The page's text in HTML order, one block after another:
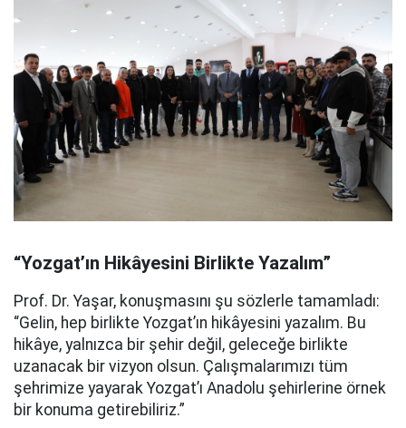
“Yozgat’ın Hikâyesini Birlikte Yazalım”
Prof. Dr. Yaşar, konuşmasını şu sözlerle tamamladı:
“Gelin, hep birlikte Yozgat’ın hikâyesini yazalım. Bu
hikâye, yalnızca bir şehir değil, geleceğe birlikte
uzanacak bir vizyon olsun. Çalışmalarımızı tüm
şehrimize yayarak Yozgat’ı Anadolu şehirlerine örnek
bir konuma getirebiliriz.”